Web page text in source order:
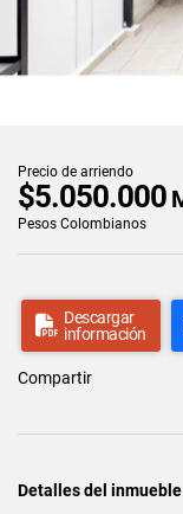
Precio de arriendo
$5.050.000
Pesos Colombianos
Descargar
información
Compartir
Detalles del inmueble